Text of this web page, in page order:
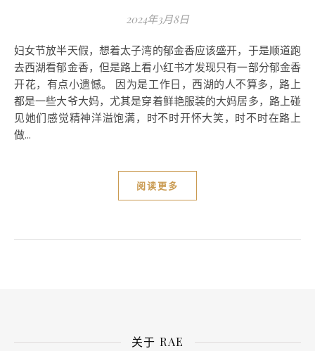
2024年3月8日
妇女节放半天假，想着太子湾的郁金香应该盛开，于是顺道跑
去西湖看郁金香，但是路上看小红书才发现只有一部分郁金香
开花，有点小遗憾。 因为是工作日，西湖的人不算多，路上
都是一些大爷大妈，尤其是穿着鲜艳服装的大妈居多，路上碰
见她们感觉精神洋溢饱满，时不时开怀大笑，时不时在路上
做...
阅读更多
关于 RAE